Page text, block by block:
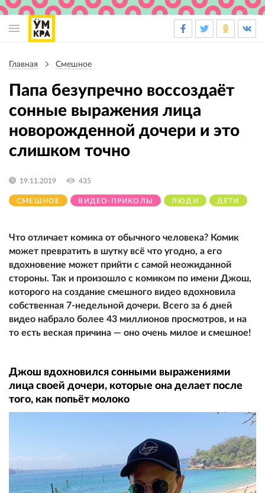
навигации
Главная Смешное
Папа безупречно воссоздаёт
сонные выражения лица
новорожденной дочери и это
слишком точно
СМЕШНОЕ ВИДЕО-ПРИКОЛЫ ЛЮДИ ДЕТИ
19.11.2019 435
Что отличает комика от обычного человека? Комик
может превратить в шутку всё что угодно, а его
вдохновение может прийти с самой неожиданной
стороны. Так и произошло с комиком по имени Джош,
которого на создание смешного видео вдохновила
собственная 7-недельной дочери. Всего за 6 дней
видео набрало более 43 миллионов просмотров, и на
то есть веская причина — оно очень милое и смешное!
Джош вдохновился сонными выражениями
лица своей дочери, которые она делает после
того, как попьёт молоко